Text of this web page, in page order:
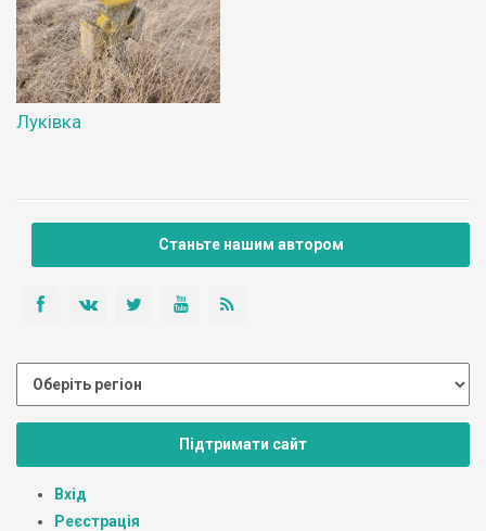
Луківка
Станьте нашим автором
Підтримати сайт
Вхід
Реєстрація